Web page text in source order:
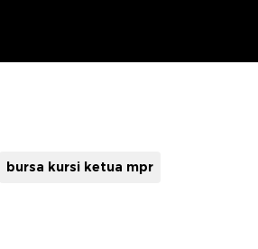
bursa kursi ketua mpr